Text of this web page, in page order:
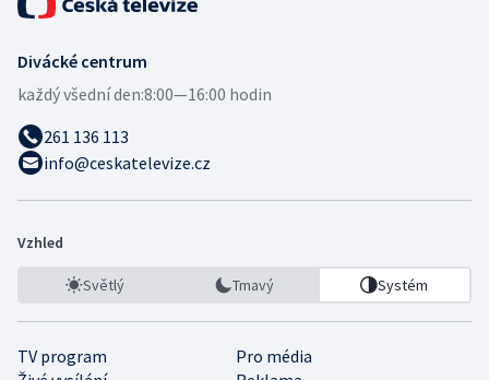
Divácké centrum
každý všední den:8:00—16:00 hodin
261 136 113
info@ceskatelevize.cz
Vzhled
Světlý Tmavý Systém
TV program
Pro média